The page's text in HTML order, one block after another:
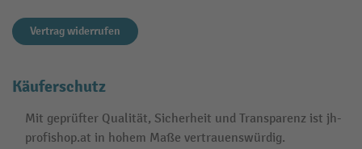
Vertrag widerrufen
Käuferschutz
Mit geprüfter Qualität, Sicherheit und Transparenz ist jh-
profishop.at in hohem Maße vertrauenswürdig.